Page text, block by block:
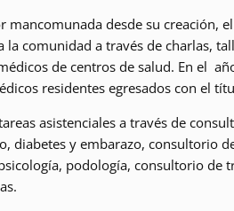
mancomunada desde su creación,
la comunidad a través de charlas,
de centros de salud. En el
residentes egresados con el
asistenciales a través de
diabetes y embarazo, consultorio
podología, consultorio de